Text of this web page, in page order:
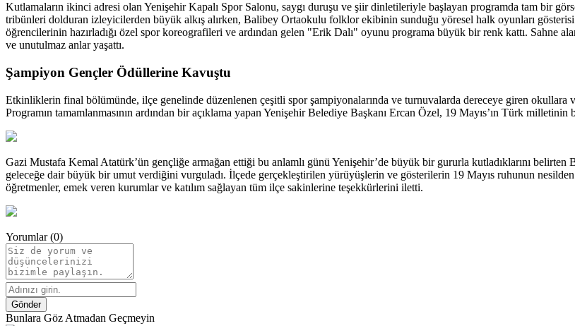
Kutlamaların ikinci adresi olan Yenişehir Kapalı Spor Salonu, saygı duruşu ve şiir dinletileriyle başlayan programda tam bir
tribünleri dolduran izleyicilerden büyük alkış alırken, Balibey Ortaokulu folklor ekibinin sunduğu yöresel halk oyunları
öğrencilerinin hazırladığı özel spor koreografileri ve ardından gelen "Erik Dalı" oyunu programa büyük bir renk kattı. Sahne
ve unutulmaz anlar yaşattı.
Şampiyon Gençler Ödüllerine Kavuştu
Etkinliklerin final bölümünde, ilçe genelinde düzenlenen çeşitli spor şampiyonalarında ve turnuvalarda dereceye giren
Programın tamamlanmasının ardından bir açıklama yapan Yenişehir Belediye Başkanı Ercan Özel, 19 Mayıs’ın Türk
Gazi Mustafa Kemal Atatürk’ün gençliğe armağan ettiği bu anlamlı günü Yenişehir’de büyük bir gururla kutladıklarını belirten
geleceğe dair büyük bir umut verdiğini vurguladı. İlçede gerçekleştirilen yürüyüşlerin ve gösterilerin 19 Mayıs ruhunun nesilden
öğretmenler, emek veren kurumlar ve katılım sağlayan tüm ilçe sakinlerine teşekkürlerini iletti.
Yorumlar (0)
Gönder
Bunlara Göz Atmadan Geçmeyin